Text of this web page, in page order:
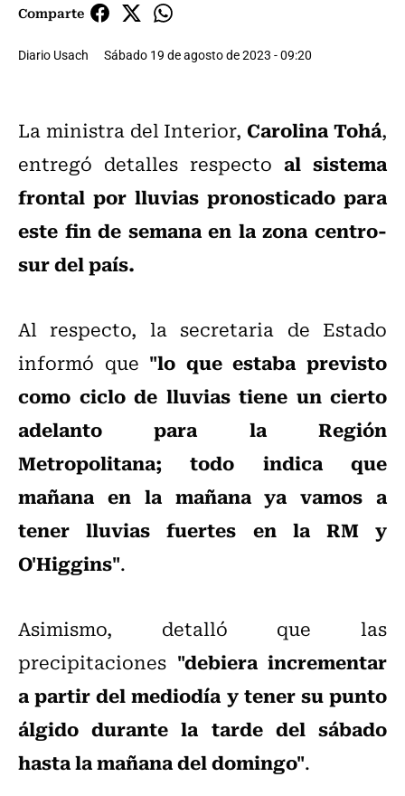
Comparte
Diario Usach Sábado 19 de agosto de 2023 - 09:20
La ministra del Interior,Carolina Tohá,
entregó detalles respecto al sistema
frontal por lluvias pronosticado para
este fin de semana en la zona centro-
sur del país.
Al respecto, la secretaria de Estado
informó que "lo que estaba previsto
como ciclo de lluvias tiene un cierto
adelanto para la Región
Metropolitana; todo indica que
mañana en la mañana ya vamos a
tener lluvias fuertes en la RM y
O'Higgins".
Asimismo, detalló que las
precipitaciones "debiera incrementar
a partir del mediodía y tener su punto
álgido durante la tarde del sábado
hasta la mañana del domingo".